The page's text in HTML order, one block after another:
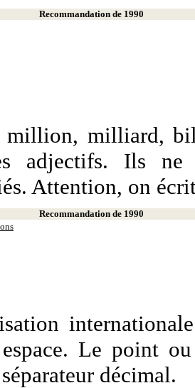
Recommandation de 1990
milliard,
adjectifs. Ils ne
Attention, on
Recommandation de 1990
Le point
décimal.